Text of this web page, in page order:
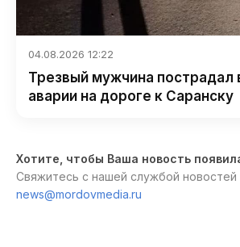
04.08.2026 12:22
Трезвый мужчина пострадал
аварии на дороге к Саранску
Хотите, чтобы Ваша новость
Свяжитесь с нашей службой новостей
news@mordovmedia.ru